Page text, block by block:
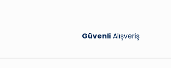
GüvenliAlışveriş